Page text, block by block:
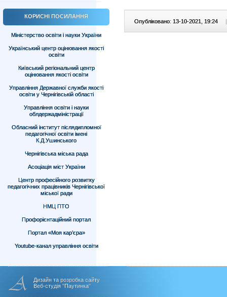
КОРИСНІ ПОСИЛАННЯ
Міністерство освіти і науки України
Український центр оцінювання якості
освіти
Київський регіональний центр
оцінювання якості освіти
Управління Державної служби якості
освіти у Чернігівській області
Управління освіти і науки
облдержадміністрації
Обласний інститут післядипломної
педагогічної освіти імені
К.Д.Ушинського
Чернігівська міська рада
Асоціація міст України
Центр професійного розвитку
педагогічних працівників Чернігівської
міської ради
НМЦ ПТО
Профорієнтаційний портал
Портал «Моя кар’єра»
Youtube-канал управління освіти
Опубліковано: 13-10-2021, 19:24 |
Дизайн та розробка сайту
Веб-студія "Паутинка"